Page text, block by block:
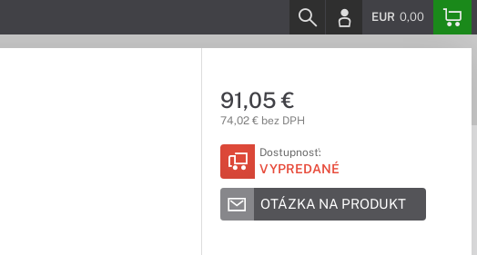
EUR 0,00
91,05 €
74,02 € bez DPH
Dostupnosť:
VYPREDANÉ
OTÁZKA NA PRODUKT